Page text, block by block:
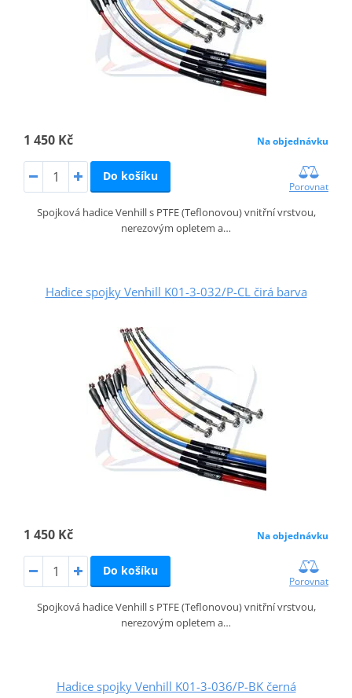
1 450 Kč Na objednávku
Do košíku
Porovnat
Spojková hadice Venhill s PTFE (Teflonovou) vnitřní vrstvou,
nerezovým opletem a…
Hadice spojky Venhill K01-3-032/P-CL čirá barva
1 450 Kč Na objednávku
Do košíku
Porovnat
Spojková hadice Venhill s PTFE (Teflonovou) vnitřní vrstvou,
nerezovým opletem a…
Hadice spojky Venhill K01-3-036/P-BK černá